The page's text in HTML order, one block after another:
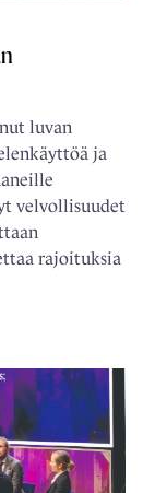
luvan
ja
velvollisuudet
rajoituksia